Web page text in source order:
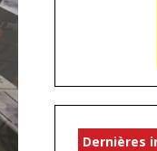
Dernières